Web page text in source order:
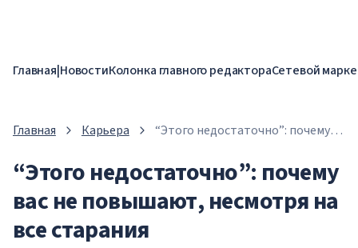
Главная|НовостиКолонка главного редактораСетевой
Главная Карьера
“Этого недостаточно”: почему
все старания
“Этого недостаточно”: почему
вас не повышают, несмотря на
все старания